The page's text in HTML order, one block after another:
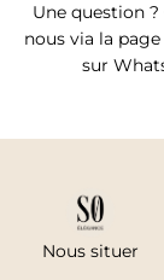
Une question
nous via la
sur
Nous situer